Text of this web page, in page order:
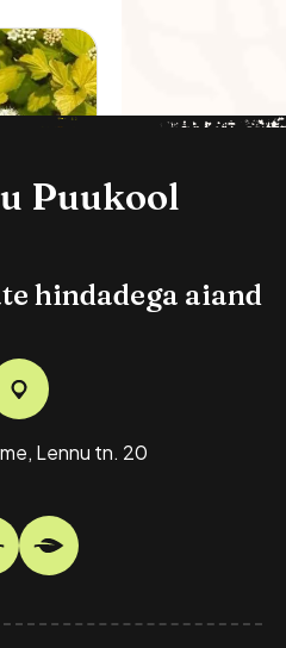
"Dart's
Puukool
hindadega aiand
Lennu tn. 20